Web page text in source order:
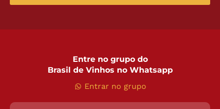
Entre no grupo do
Brasil de Vinhos no Whatsapp
Entrar no grupo